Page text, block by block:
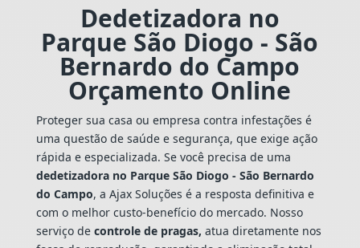
Dedetizadora no
Parque São Diogo - São
Bernardo do Campo
Orçamento Online
Proteger sua casa ou empresa contra infestações é
uma questão de saúde e segurança, que exige ação
rápida e especializada. Se você precisa de uma
dedetizadora no Parque São Diogo - São Bernardo
do Campo, a Ajax Soluções é a resposta definitiva e
com o melhor custo-benefício do mercado. Nosso
serviço de controle de pragas, atua diretamente nos